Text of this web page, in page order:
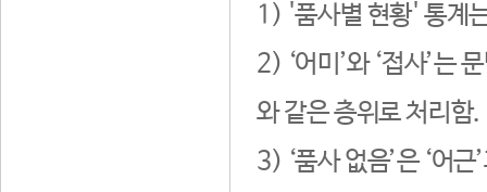
1) '품사별 현황' 통계
2) ‘어미’와 ‘접사’는
와 같은 층위로 처리함.
3) ‘품사 없음’은 ‘어